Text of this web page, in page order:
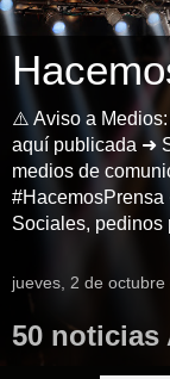
⚠️ Aviso a Medios:
aquí publicada ➜
medios de
Sociales, pedinos
jueves, 2 de
50 noticias